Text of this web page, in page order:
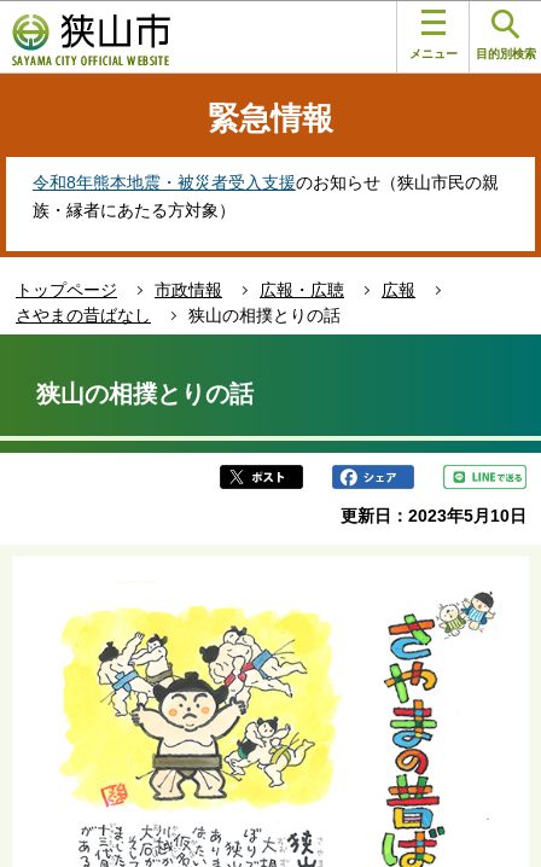
の
ペ
す
メニュー 目的別検索
緊急情報
令和8年熊本地震・被災者受入支援のお知らせ（狭山市民の親
族・縁者にあたる方対象）
トップページ 市政情報 広報・広聴
広報
さやまの昔ばなし
狭山の相撲とりの話
か
狭山の相撲とりの話
更新日：2023年5月10日